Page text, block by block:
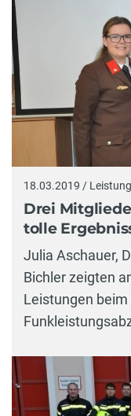
18.03.2019 /
Drei
tolle
Julia Aschauer,
Bichler zeigten
Leistungen